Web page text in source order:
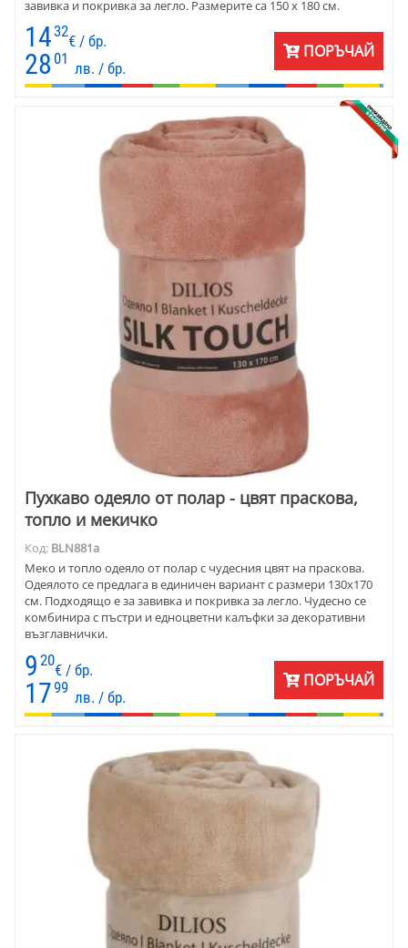
завивка и покривка за легло. Размерите са 150 х 180 см.
14 32
€ / бр.
28 01
лв. / бр.
ПОРЪЧАЙ
Пухкаво одеяло от полар - цвят праскова,
топло и мекичко
Код: BLN881a
Меко и топло одеяло от полар с чудесния цвят на праскова.
Одеялото се предлага в единичен вариант с размери 130х170
см. Подходящо е за завивка и покривка за легло. Чудесно се
комбинира с пъстри и едноцветни калъфки за декоративни
възглавнички.
9 20
€ / бр.
1799
лв. / бр.
ПОРЪЧАЙ